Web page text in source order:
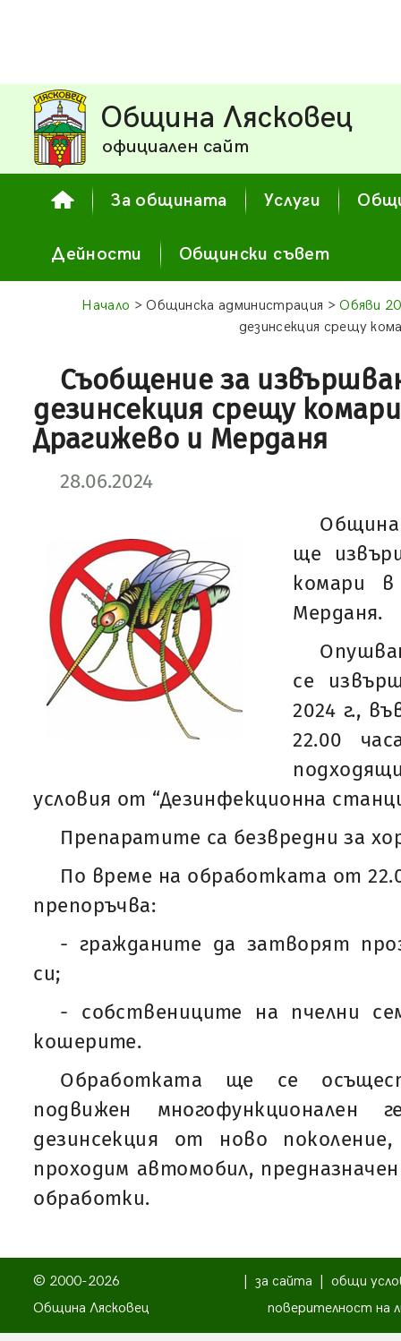
Община Лясковец
официален сайт
За общината Услуги
Дейности Общински съвет
Начало > Общинска администрация >Обяви
дезинсекция срещу
Съобщение за
дезинсекция срещу
Драгижево и Мерданя
28.06.2024
Община
ще
комари
Мерданя.
се
2024 г.,
22.00
условия от “Дезинфекционна
Препаратите са безвредни за
По време на обработката от
препоръчва:
- гражданите да затворят
си;
- собствениците на пчелни
кошерите.
Обработката ще се
подвижен многофункционален
дезинсекция от ново
проходим автомобил,
обработки.
© 2000-2026
Община Лясковец
за сайта
общи
поверителност на